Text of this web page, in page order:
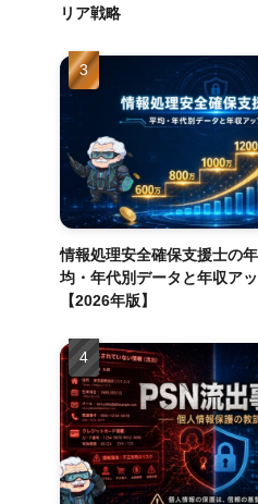
リア戦略
情報処理安全確保支援士の
均・年代別データと年収ア
【2026年版】